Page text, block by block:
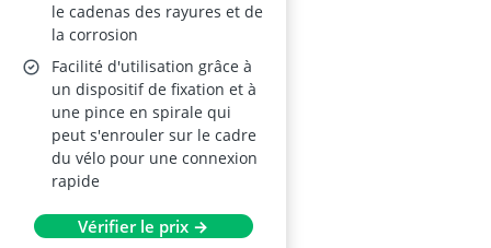
le cadenas des rayures et de
la corrosion
Facilité d'utilisation grâce à
un dispositif de fixation et à
une pince en spirale qui
peut s'enrouler sur le cadre
du vélo pour une connexion
rapide
Vérifier le prix →